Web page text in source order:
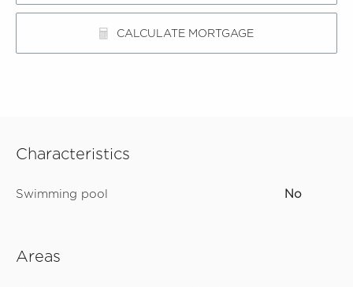
CALCULATE MORTGAGE
Characteristics
Swimming pool No
Areas